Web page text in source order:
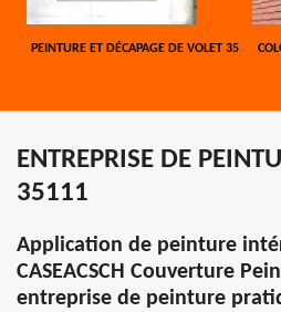
PEINTURE ET DÉCAPAGE DE VOLET 35
ENTREPRISE DE
35111
Application de peinture
CASEACSCH Couverture
entreprise de peinture